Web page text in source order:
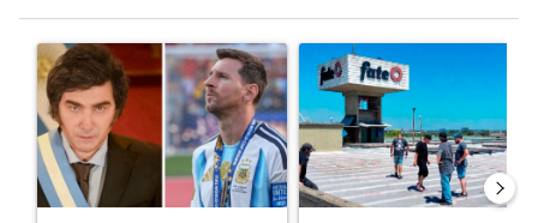
Un artículo de tendencia con el título "Milei despidió a Jorge
Un artículo de tendencia